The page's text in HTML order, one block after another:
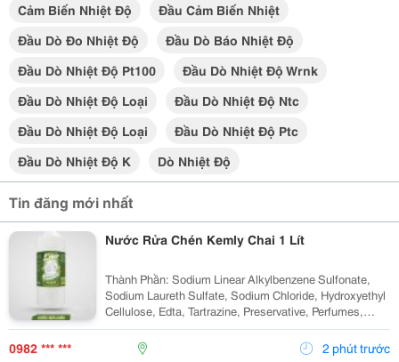
Cảm Biến Nhiệt Độ
Đầu Cảm Biến Nhiệt
Đầu Dò Đo Nhiệt Độ
Đầu Dò Báo Nhiệt Độ
Đầu Dò Nhiệt Độ Pt100
Đầu Dò Nhiệt Độ Wrnk
Đầu Dò Nhiệt Độ Loại
Đầu Dò Nhiệt Độ Ntc
Đầu Dò Nhiệt Độ Loại
Đầu Dò Nhiệt Độ Ptc
Đầu Dò Nhiệt Độ K
Dò Nhiệt Độ
Tin đăng mới nhất
Nước Rửa Chén Kemly Chai 1 Lít
Thành Phần: Sodium Linear Alkylbenzene Sulfonate,
Sodium Laureth Sulfate, Sodium Chloride, Hydroxyethyl
Cellulose, Edta, Tartrazine, Preservative, Perfumes,
Water. Công Dụng: Tẩy Sạch Dầu Mỡ Trên Chén, Đĩa Và
Cả Đồ Nhựa. Cách Dùng: - Pha Loãng...
0982 *** *** 2 phút trước